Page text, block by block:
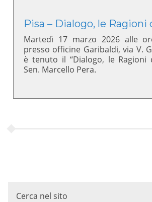
Pisa – Dialogo, le Ragioni
Martedì 17 marzo 2026 alle
presso officine Garibaldi, via V.
è tenuto il “Dialogo, le Ragioni
Sen. Marcello Pera.
Cerca nel sito